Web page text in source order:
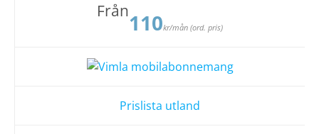
Från110kr/mån (ord. pris)
Prislista utland